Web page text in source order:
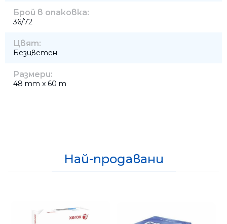
Брой в опаковка:
36/72
Цвят:
Безцветен
Размери:
48 mm x 60 m
Най-продавани